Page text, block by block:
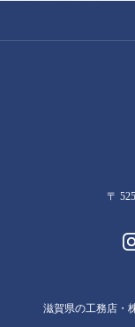
〒
滋賀県の工務店・